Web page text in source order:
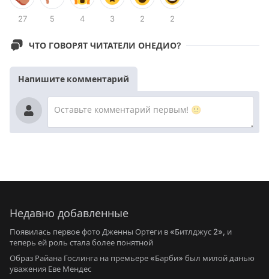
27 5 4 3 2 2
ЧТО ГОВОРЯТ ЧИТАТЕЛИ ОНЕДИО?
Напишите комментарий
Недавно добавленные
Появилась первое фото Дженны Ортеги в «Битлджус 2», и
теперь ей роль стала более понятной
Образ Райана Гослинга на премьере «Барби» был милой данью
уважения Еве Мендес